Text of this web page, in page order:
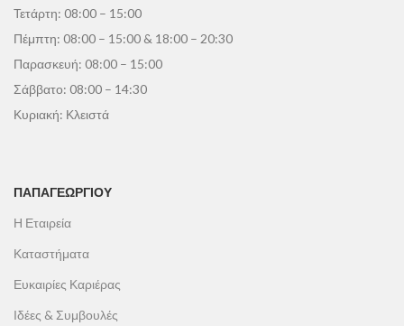
Τετάρτη: 08:00 – 15:00
Πέμπτη: 08:00 – 15:00 & 18:00 – 20:30
Παρασκευή: 08:00 – 15:00
Σάββατο: 08:00 – 14:30
Κυριακή: Κλειστά
ΠΑΠΑΓΕΩΡΓΊΟΥ
Η Εταιρεία
Καταστήματα
Ευκαιρίες Καριέρας
Ιδέες & Συμβουλές